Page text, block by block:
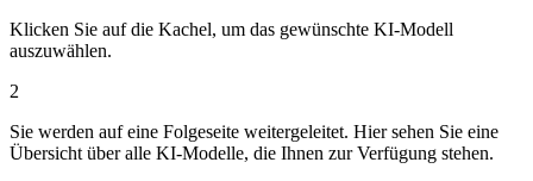
Klicken Sie auf die Kachel, um das gewünschte KI-Modell
auszuwählen.
2
Sie werden auf eine Folgeseite weitergeleitet. Hier sehen Sie eine
Übersicht über alle KI-Modelle, die Ihnen zur Verfügung stehen.